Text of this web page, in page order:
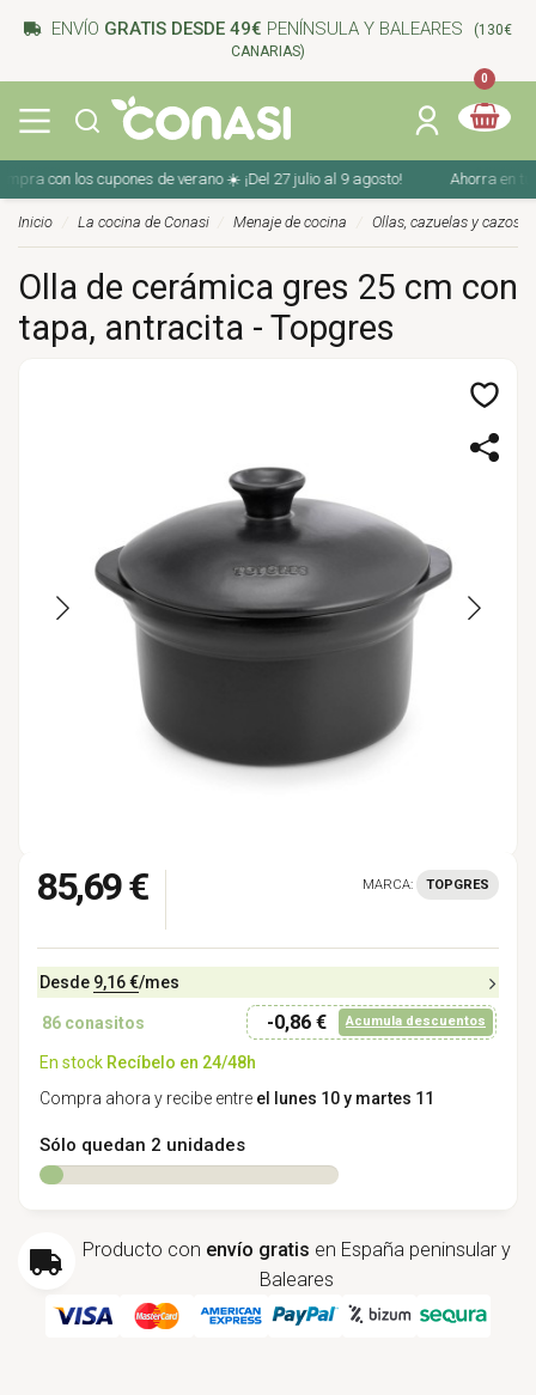
ENVÍO GRATIS DESDE 49€ PENÍNSULA Y BALEARES
(130€
CANARIAS)
0
con los cupones de verano ☀️ ¡Del 27 julio al 9 agosto! Ahorra en tu
Inicio La cocina de Conasi Menaje de cocina Ollas, cazuelas y cazos
Olla de cerámica gres 25 cm con
tapa, antracita - Topgres
85,69 € MARCA: TOPGRES
Desde 9,16 €/mes
86 conasitos -0,86 € Acumula descuentos
En stock Recíbelo en 24/48h
Compra ahora y recibe entre el lunes 10 y martes 11
Sólo quedan 2 unidades
Producto con envío gratis en España peninsular y
Baleares